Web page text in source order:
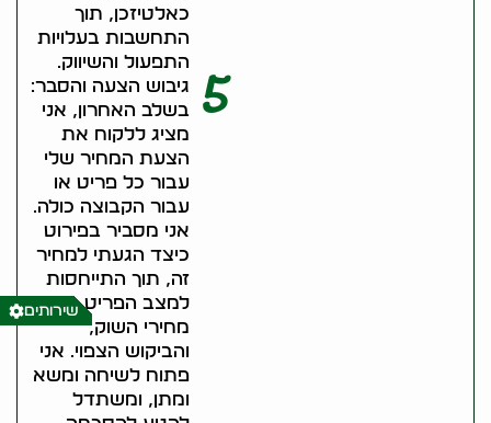
כאלטיזכן, תוך
התחשבות בעלויות
התפעול והשיווק.
5
גיבוש הצעה והסבר:
בשלב האחרון, אני
מציג ללקוח את
הצעת המחיר שלי
עבור כל פריט או
עבור הקבוצה כולה.
אני מסביר בפירוט
כיצד הגעתי למחיר
זה, תוך התייחסות
למצב הפריט,
מחירי השוק,
והביקוש הצפוי. אני
פתוח לשיחה ומשא
ומתן, ומשתדל
שירותים